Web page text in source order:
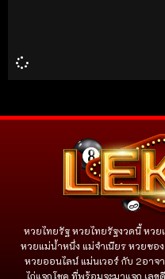
หวยไทยรัฐ หวยไทยรัฐงวดนี้ หว
หวยแม่น้ำหนึ่ง แม่จําเนียร หวยซ
หวยออนไลน์ แม่นเวอร์ กับ 2อา
ไก่แจกโชค ที่พร้อมจะมาแจก เล